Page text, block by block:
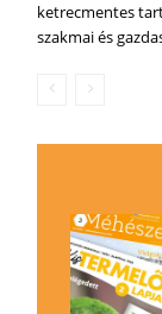
ketrecmentes
szakmai és